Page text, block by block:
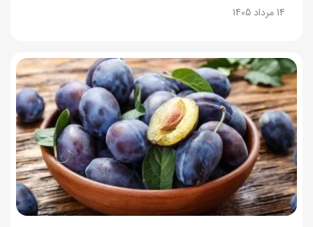
14 مرداد 1405